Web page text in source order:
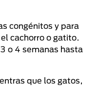
congénitos y para
cachorro o gatito.
o 4 semanas hasta
que los gatos,